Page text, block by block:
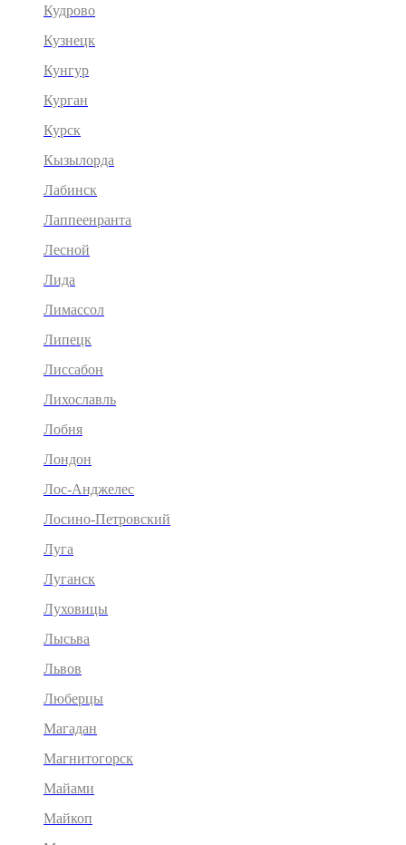
Кудрово
Кузнецк
Кунгур
Курган
Курск
Кызылорда
Лабинск
Лаппеенранта
Лесной
Лида
Лимассол
Липецк
Лиссабон
Лихославль
Лобня
Лондон
Лос-Анджелес
Лосино-Петровский
Луга
Луганск
Луховицы
Лысьва
Львов
Люберцы
Магадан
Магнитогорск
Майами
Майкоп